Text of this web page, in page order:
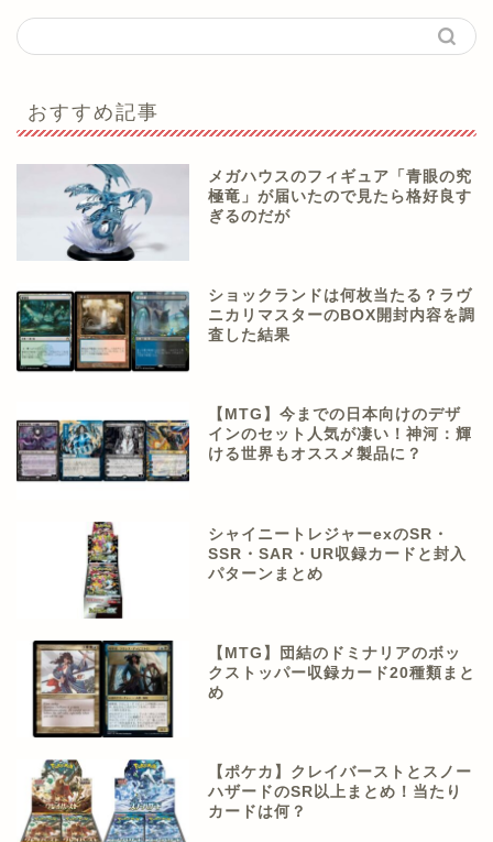
おすすめ記事
メガハウスのフィギュア「青眼の究
極竜」が届いたので見たら格好良す
ぎるのだが
ショックランドは何枚当たる？ラヴ
ニカリマスターのBOX開封内容を調
査した結果
【MTG】今までの日本向けのデザ
インのセット人気が凄い！神河：輝
ける世界もオススメ製品に？
シャイニートレジャーexのSR・
SSR・SAR・UR収録カードと封入
パターンまとめ
【MTG】団結のドミナリアのボッ
クストッパー収録カード20種類まと
め
【ポケカ】クレイバーストとスノー
ハザードのSR以上まとめ！当たり
カードは何？